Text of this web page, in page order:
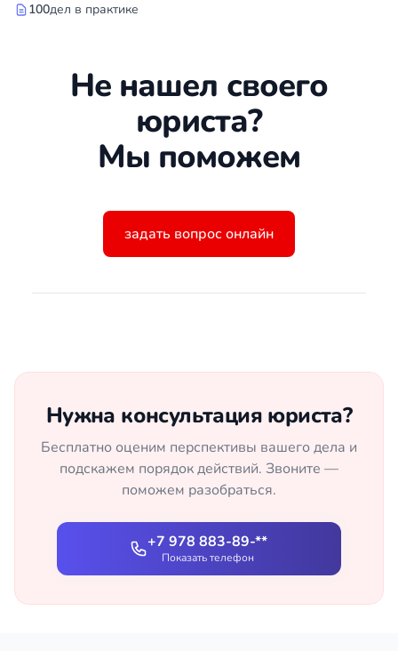
100дел в практике
Не нашел своего
юриста?
Мы поможем
задать вопрос онлайн
Нужна консультация юриста?
Бесплатно оценим перспективы вашего дела и
подскажем порядок действий. Звоните —
поможем разобраться.
+7 978 883-89-**
Показать телефон